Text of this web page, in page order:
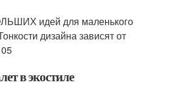
в экостиле